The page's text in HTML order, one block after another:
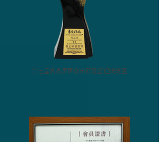
第七屆高高屏區傑出研發經理獎獎盃